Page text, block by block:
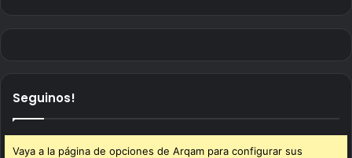
Seguinos!
Vaya a la página de opciones de Arqam para configurar sus